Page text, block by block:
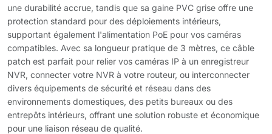
une durabilité accrue, tandis que sa gaine PVC grise offre une
protection standard pour des déploiements intérieurs,
supportant également l'alimentation PoE pour vos caméras
compatibles. Avec sa longueur pratique de 3 mètres, ce câble
patch est parfait pour relier vos caméras IP à un enregistreur
NVR, connecter votre NVR à votre routeur, ou interconnecter
divers équipements de sécurité et réseau dans des
environnements domestiques, des petits bureaux ou des
entrepôts intérieurs, offrant une solution robuste et économique
pour une liaison réseau de qualité.